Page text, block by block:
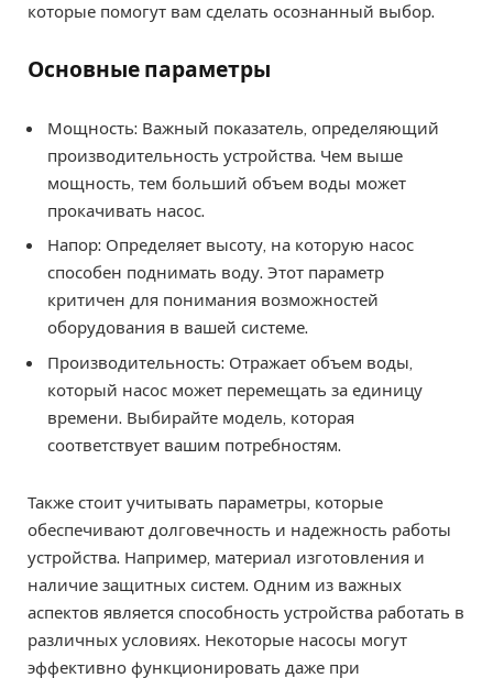
которые помогут вам сделать осознанный выбор.
Основные параметры
Мощность: Важный показатель, определяющий
производительность устройства. Чем выше
мощность, тем больший объем воды может
прокачивать насос.
Напор: Определяет высоту, на которую насос
способен поднимать воду. Этот параметр
критичен для понимания возможностей
оборудования в вашей системе.
Производительность: Отражает объем воды,
который насос может перемещать за единицу
времени. Выбирайте модель, которая
соответствует вашим потребностям.
Также стоит учитывать параметры, которые
обеспечивают долговечность и надежность работы
устройства. Например, материал изготовления и
наличие защитных систем. Одним из важных
аспектов является способность устройства работать в
различных условиях. Некоторые насосы могут
эффективно функционировать даже при